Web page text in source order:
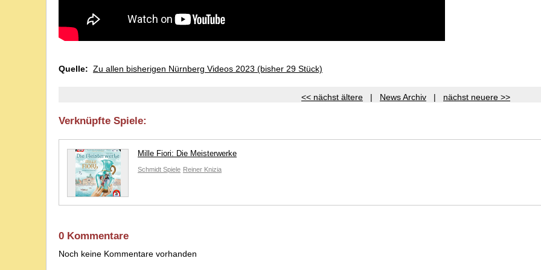
Quelle: Zu allen bisherigen Nürnberg Videos 2023 (bisher 29 Stück)
<< nächst ältere | News Archiv | nächst neuere >>
Verknüpfte Spiele:
Mille Fiori: Die Meisterwerke
Schmidt Spiele Reiner Knizia
0 Kommentare
Noch keine Kommentare vorhanden